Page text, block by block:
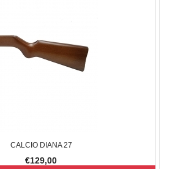
CALCIO DIANA 27
€129,00